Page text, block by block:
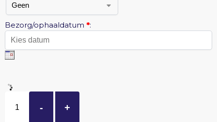
Bezorg/ophaaldatum *:
- +